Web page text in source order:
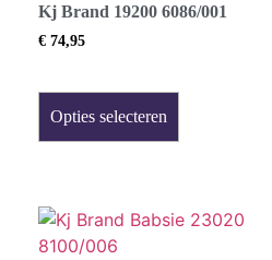
Kj Brand 19200 6086/001
€ 74,95
Opties selecteren